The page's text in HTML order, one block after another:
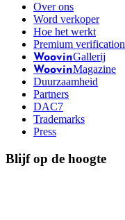
Over ons
Word verkoper
Hoe het werkt
Premium verification
WoovinGallerij
WoovinMagazine
Duurzaamheid
Partners
DAC7
Trademarks
Press
Blijf op de hoogte